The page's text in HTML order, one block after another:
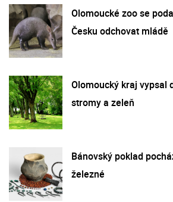
Olomoucké zoo se
Česku odchovat mládě
Olomoucký kraj vypsal
stromy a zeleň
Bánovský poklad
železné